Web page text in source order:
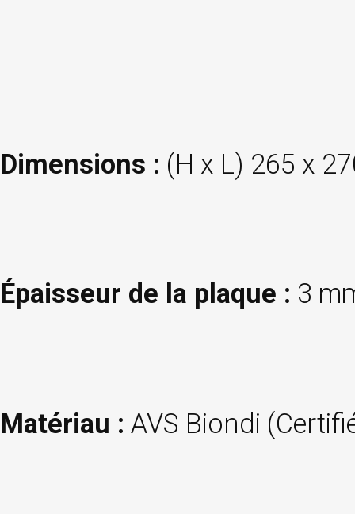
Dimensions : (H x L) 265 x
Épaisseur de la plaque : 3
Matériau : AVS Biondi